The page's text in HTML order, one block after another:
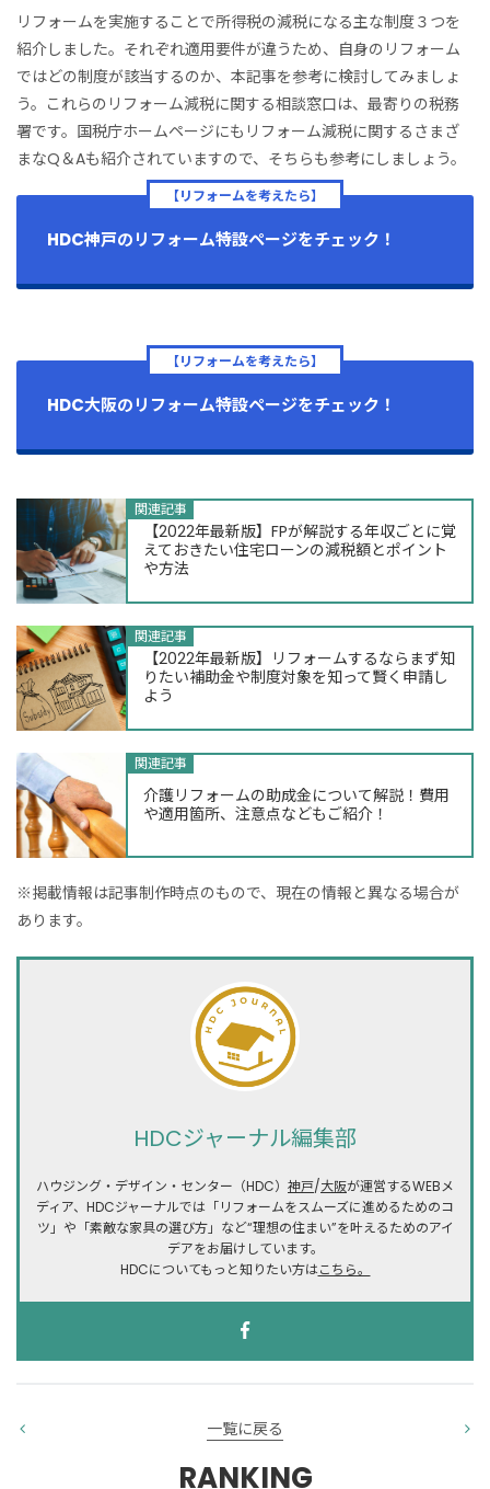
リフォームを実施することで所得税の減税になる主な制度３つを
紹介しました。それぞれ適用要件が違うため、自身のリフォーム
ではどの制度が該当するのか、本記事を参考に検討してみましょ
う。これらのリフォーム減税に関する相談窓口は、最寄りの税務
署です。国税庁ホームページにもリフォーム減税に関するさまざ
まなQ＆Aも紹介されていますので、そちらも参考にしましょう。
【リフォームを考えたら】
HDC神戸のリフォーム特設ページをチェック！
【リフォームを考えたら】
HDC大阪のリフォーム特設ページをチェック！
関連記事
【2022年最新版】FPが解説する年収ごとに覚
えておきたい住宅ローンの減税額とポイント
や方法
関連記事
【2022年最新版】リフォームするならまず知
りたい補助金や制度対象を知って賢く申請し
よう
関連記事
介護リフォームの助成金について解説！費用
や適用箇所、注意点などもご紹介！
※掲載情報は記事制作時点のもので、現在の情報と異なる場合が
あります。
HDCジャーナル編集部
ハウジング・デザイン・センター（HDC） 神戸/大阪が運営するWEBメ
ディア、HDCジャーナルでは「リフォームをスムーズに進めるためのコ
ツ」や「素敵な家具の選び方」など“理想の住まい”を叶えるためのアイ
デアをお届けしています。
HDCについてもっと知りたい方はこちら。
一覧に戻る
RANKING